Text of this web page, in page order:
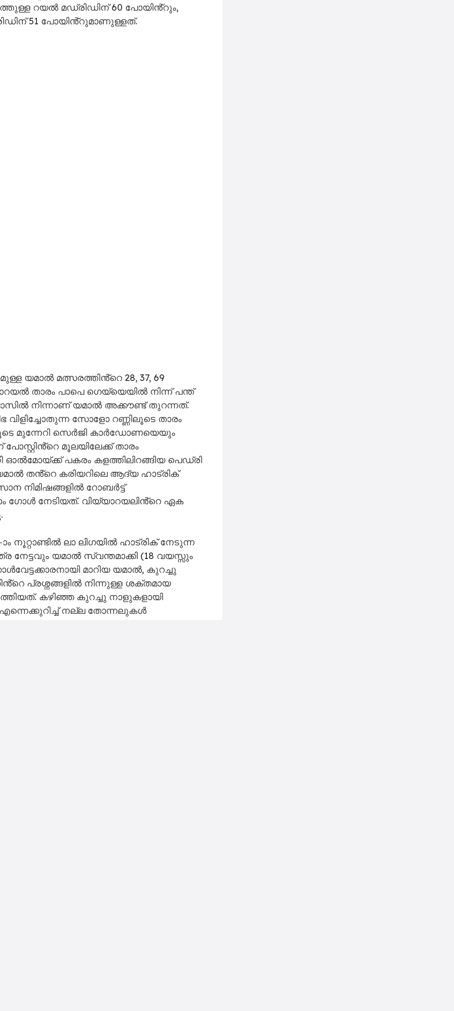
റയൽ മഡ്രിഡിന് 60 പോയിൻ്റും,
51 പോയിൻ്റുമാണുള്ളത്.
യമാൽ മത്സരത്തിൻ്റെ 28, 37, 69
താരം പാപെ ഗെയ്യെയിൽ നിന്ന് പന്ത്
നിന്നാണ് യമാൽ അക്കൗണ്ട് തുറന്നത്.
വിളിച്ചോതുന്ന സോളോ റണ്ണിലൂടെ താരം
മുന്നേറി സെർജി കാർഡോണയെയും
മൂലയിലേക്ക് താരം
ഓൽമോയ്ക്ക് പകരം കളത്തിലിറങ്ങിയ പെഡ്രി
തൻ്റെ കരിയറിലെ ആദ്യ ഹാട്രിക്
നിമിഷങ്ങളിൽ റോബർട്ട്
ഗോൾ നേടിയത്. വിയ്യാറയലിൻ്റെ ഏക
നൂറ്റാണ്ടിൽ ലാ ലിഗയിൽ ഹാട്രിക് നേടുന്ന
നേട്ടവും യമാൽ സ്വന്തമാക്കി (18 വയസ്സും
മാറിയ യമാൽ, കുറച്ചു
പ്രശ്നങ്ങളിൽ നിന്നുള്ള ശക്തമായ
കഴിഞ്ഞ കുറച്ചു നാളുകളായി
എന്നെക്കുറിച്ച് നല്ല തോന്നലുകൾ